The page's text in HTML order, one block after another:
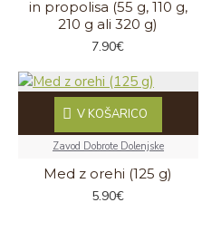
in propolisa (55 g, 110 g,
210 g ali 320 g)
7.90€
Zavod Dobrote Dolenjske
Med z orehi (125 g)
5.90€
V KOŠARICO